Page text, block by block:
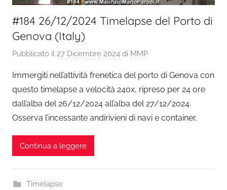
#184 26/12/2024 Timelapse del Porto di
Genova (Italy)
Pubblicato il 27 Dicembre 2024 di MMP
Immergiti nell’attività frenetica del porto di Genova con
questo timelapse a velocità 240x, ripreso per 24 ore
dall’alba del 26/12/2024 all’alba del 27/12/2024.
Osserva l’incessante andirivieni di navi e container,
Continua a leggere
Timelapse